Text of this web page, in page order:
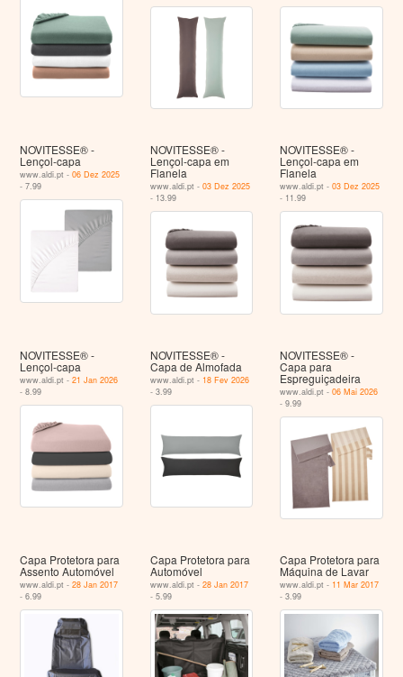
NOVITESSE® -
Lençol-capa
www.aldi.pt -06 Dez 2025
- 7.99
NOVITESSE® -
Lençol-capa em
Flanela
www.aldi.pt - 03 Dez 2025
- 13.99
NOVITESSE® -
Lençol-capa em
Flanela
www.aldi.pt -03 Dez 2025
- 11.99
NOVITESSE® -
Lençol-capa
www.aldi.pt -21 Jan 2026
- 8.99
NOVITESSE® -
Capa de Almofada
www.aldi.pt - 18 Fev 2026
- 3.99
NOVITESSE® -
Capa para
Espreguiçadeira
www.aldi.pt -06 Mai 2026
- 9.99
Capa Protetora para
Assento Automóvel
www.aldi.pt -28 Jan 2017
- 6.99
Capa Protetora para
Automóvel
www.aldi.pt - 28 Jan 2017
- 5.99
Capa Protetora para
Máquina de Lavar
www.aldi.pt - 11 Mar 2017
- 3.99